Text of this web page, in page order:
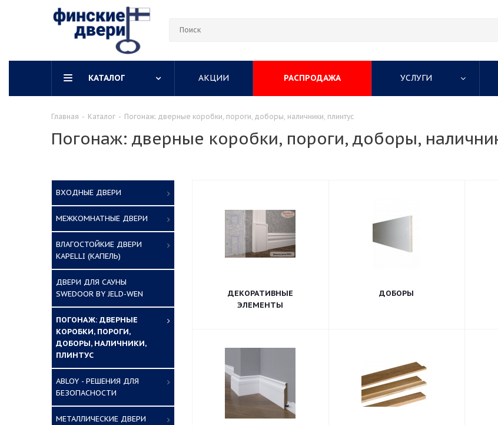
КАТАЛОГ АКЦИИ РАСПРОДАЖА УСЛУГИ
Главная - Каталог - Погонаж: дверные коробки, пороги, доборы, наличники, плинтус
Погонаж: дверные коробки, пороги, доборы,
ДЕКОРАТИВНЫЕ
ЭЛЕМЕНТЫ
ДОБОРЫ
ВХОДНЫЕ ДВЕРИ
МЕЖКОМНАТНЫЕ ДВЕРИ
ВЛАГОСТОЙКИЕ ДВЕРИ
KAPELLI (КАПЕЛЬ)
ДВЕРИ ДЛЯ САУНЫ
SWEDOOR BY JELD-WEN
ПОГОНАЖ: ДВЕРНЫЕ
КОРОБКИ, ПОРОГИ,
ДОБОРЫ, НАЛИЧНИКИ,
ПЛИНТУС
ABLOY - РЕШЕНИЯ ДЛЯ
БЕЗОПАСНОСТИ
МЕТАЛЛИЧЕСКИЕ ДВЕРИ